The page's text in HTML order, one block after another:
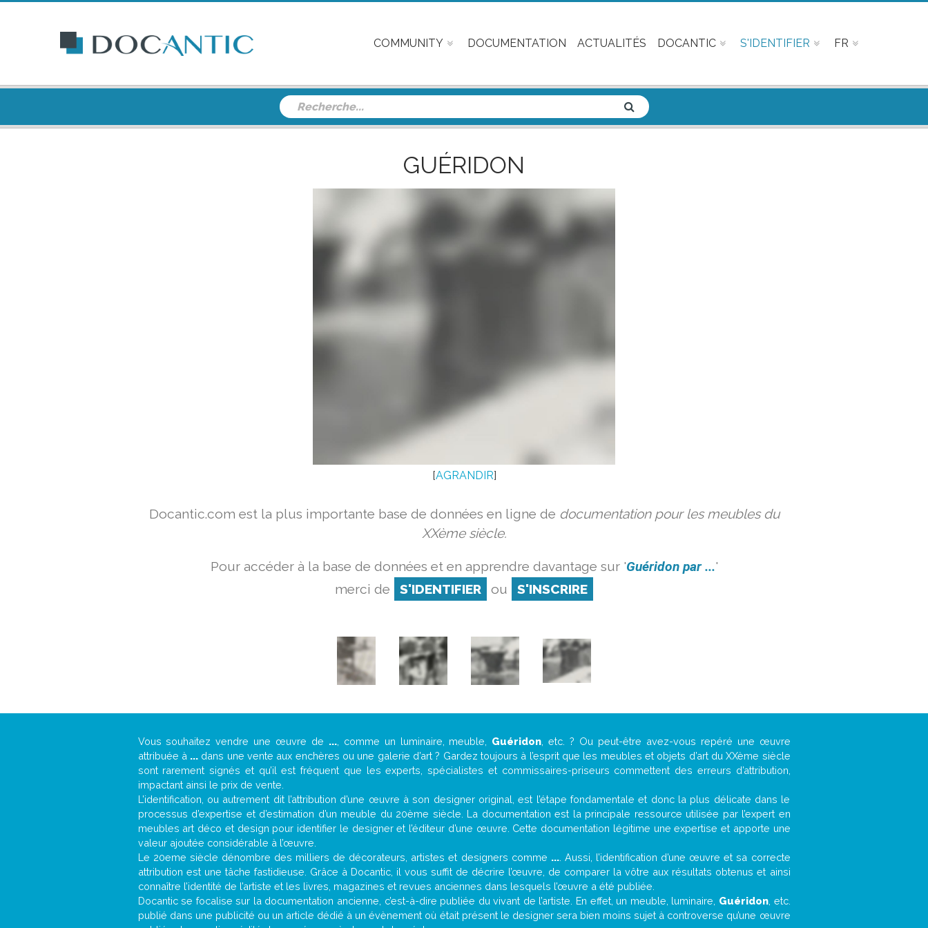
COMMUNITY DOCUMENTATION ACTUALITÉS DOCANTIC S'IDENTIFIER FR
GUÉRIDON
[AGRANDIR]
Docantic.com est la plus importante base de données en ligne de documentation pour les meubles du
XXème siècle.
Pour accéder à la base de données et en apprendre davantage sur 'Guéridon par ...'
merci de
S'IDENTIFIER ou S'INSCRIRE
Vous souhaitez vendre une œuvre de ..., comme un luminaire, meuble, Guéridon , etc. ? Ou peut-être avez-vous repéré une œuvre
attribuée à ... dans une vente aux enchères ou une galerie d’art ? Gardez toujours à l’esprit que les meubles et objets d’art du XXème siècle
sont rarement signés et qu’il est fréquent que les experts, spécialistes et commissaires-priseurs commettent des erreurs d’attribution,
impactant ainsi le prix de vente.
L’identification, ou autrement dit l’attribution d’une œuvre à son designer original, est l’étape fondamentale et donc la plus délicate dans le
processus d’expertise et d’estimation d’un meuble du 20ème siècle. La documentation est la principale ressource utilisée par l’expert en
meubles art déco et design pour identifier le designer et l’éditeur d’une œuvre. Cette documentation légitime une expertise et apporte une
valeur ajoutée considérable à l’œuvre.
Le 20eme siècle dénombre des milliers de décorateurs, artistes et designers comme .... Aussi, l’identification d’une œuvre et sa correcte
attribution est une tâche fastidieuse. Grâce à Docantic, il vous suffit de décrire l’œuvre, de comparer la vôtre aux résultats obtenus et ainsi
connaître l’identité de l’artiste et les livres, magazines et revues anciennes dans lesquels l’œuvre a été publiée.
Docantic se focalise sur la documentation ancienne, c’est-à-dire publiée du vivant de l’artiste. En effet, un meuble, luminaire, Guéridon, etc.
publié dans une publicité ou un article dédié à un évènement où était présent le designer sera bien moins sujet à controverse qu’une œuvre